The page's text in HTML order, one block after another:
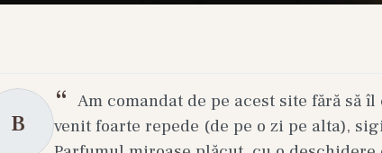
B
Am comandat de pe acest site fără să
venit foarte repede (de pe o zi pe alta),